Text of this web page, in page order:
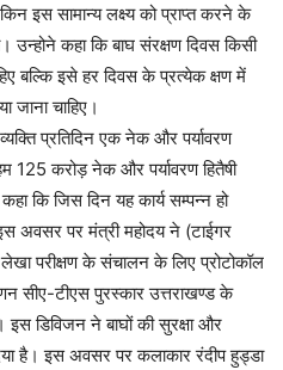
इस सामान्य लक्ष्य को प्राप्त करने के
उन्होने कहा कि बाघ संरक्षण दिवस किसी
बल्कि इसे हर दिवस के प्रत्येक क्षण में
जाना चाहिए।
प्रतिदिन एक नेक और पर्यावरण
हम 125 करोड़ नेक और पर्यावरण हितैषी
कि जिस दिन यह कार्य सम्पन्न हो
अवसर पर मंत्री महोदय ने (टाईगर
लेखा परीक्षण के संचालन के लिए प्रोटोकॉल
सीए-टीएस पुरस्कार उत्तराखण्ड के
डिविजन ने बाघों की सुरक्षा और
है। इस अवसर पर कलाकार रंदीप हुड्डा